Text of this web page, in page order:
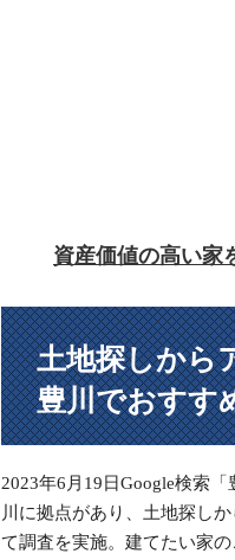
資産価値の高い家
土地探しから
豊川でおすす
2023年6月19日Google検索
川に拠点があり、土地探し
て調査を実施。建てたい家